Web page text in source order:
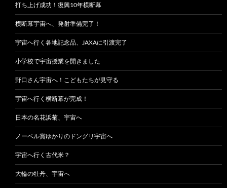
打ち上げ成功！復興10年横断幕
横断幕宇宙へ、発射準備完了！
宇宙へ行く各地記念品、JAXAに引渡完了
小学校で宇宙授業を開きました
野口さん宇宙へ！こどもたちが見守る
宇宙へ行く横断幕が完成！
日本の名花浜菊、宇宙へ
ノーベル賞ゆかりのドングリ宇宙へ
宇宙へ行く古代米？
大輪の牡丹、宇宙へ